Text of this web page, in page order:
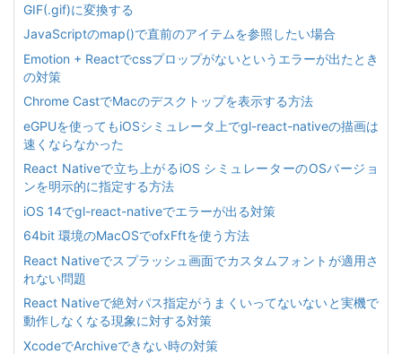
GIF(.gif)に変換する
JavaScriptのmap()で直前のアイテムを参照したい場合
Emotion + Reactでcssプロップがないというエラーが出たとき
の対策
Chrome CastでMacのデスクトップを表示する方法
eGPUを使ってもiOSシミュレータ上でgl-react-nativeの描画は
速くならなかった
React Nativeで立ち上がるiOS シミュレーターのOSバージョ
ンを明示的に指定する方法
iOS 14でgl-react-nativeでエラーが出る対策
64bit 環境のMacOSでofxFftを使う方法
React Nativeでスプラッシュ画面でカスタムフォントが適用さ
れない問題
React Nativeで絶対パス指定がうまくいってないないと実機で
動作しなくなる現象に対する対策
XcodeでArchiveできない時の対策